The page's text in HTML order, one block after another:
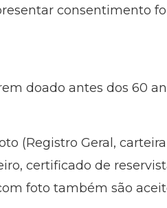
consentimento
doado antes dos 60
(Registro Geral,
certificado de
foto também são